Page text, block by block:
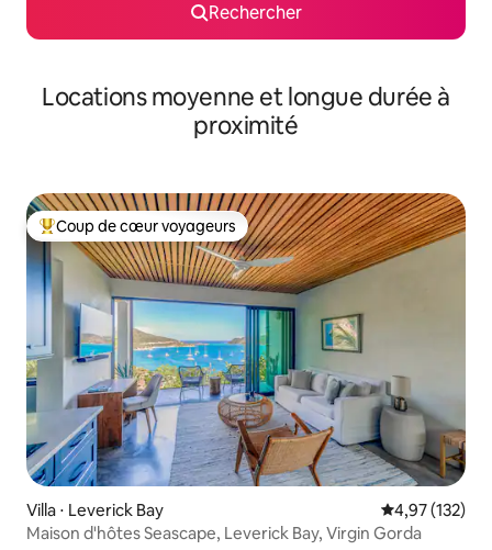
Rechercher
Locations moyenne et longue durée à
proximité
Coups de cœur voyageurs les plus appréciés
Coup de cœur voyageurs
Villa ⋅ Leverick Bay Évaluation
4,97 (132)
Maison d'hôtes Seascape, Leverick Bay, Virgin Gorda